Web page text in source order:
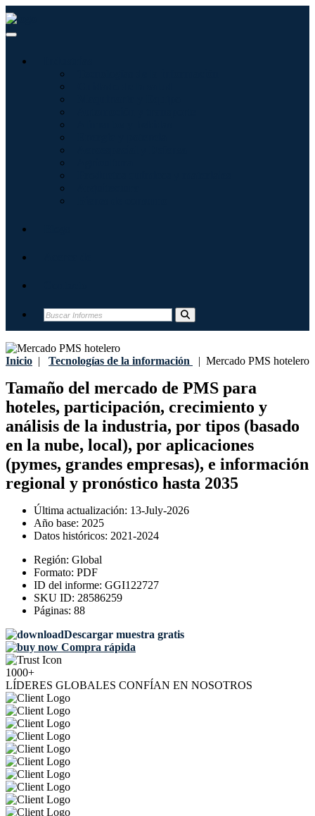
Inicio | Tecnologías de la información | Mercado PMS hotelero
Tamaño del mercado de PMS para
hoteles, participación, crecimiento y
análisis de la industria, por tipos (basado
en la nube, local), por aplicaciones
(pymes, grandes empresas), e información
regional y pronóstico hasta 2035
Última actualización: 13-July-2026
Año base: 2025
Datos históricos: 2021-2024
Región: Global
Formato: PDF
ID del informe: GGI122727
SKU ID: 28586259
Páginas: 88
Descargar muestra gratis
Compra rápida
1000+
LÍDERES GLOBALES CONFÍAN EN NOSOTROS